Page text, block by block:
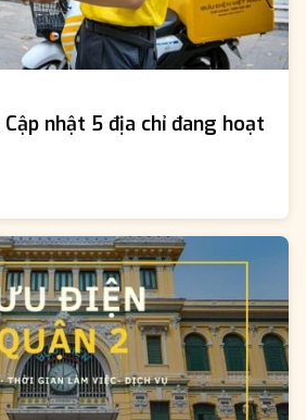
Cập nhật 5 địa chỉ đang hoạt